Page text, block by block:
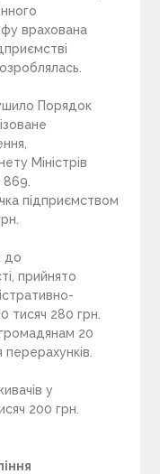
врахована
Порядок
Міністрів
підприємством
до
прийнято
тисяч 280 грн.
20
у
200 грн.